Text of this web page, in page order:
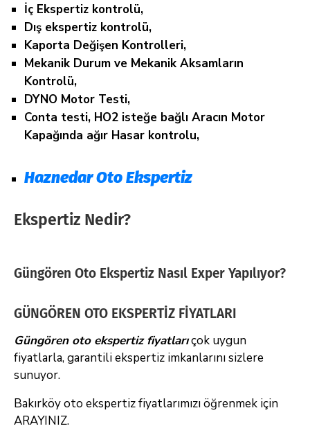
İç Ekspertiz kontrolü,
Dış ekspertiz kontrolü,
Kaporta Değişen Kontrolleri,
Mekanik Durum ve Mekanik Aksamların
Kontrolü,
DYNO Motor Testi,
Conta testi, HO2 isteğe bağlı Aracın Motor
Kapağında ağır Hasar kontrolu,
Haznedar Oto Ekspertiz
Ekspertiz Nedir?
Güngören Oto Ekspertiz Nasıl Exper Yapılıyor?
GÜNGÖREN OTO EKSPERTİZ FİYATLARI
Güngören oto ekspertiz fiyatlarıçok uygun
fiyatlarla, garantili ekspertiz imkanlarını sizlere
sunuyor.
Bakırköy oto ekspertiz fiyatlarımızı öğrenmek için
ARAYINIZ.